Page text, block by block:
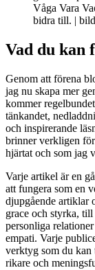
Våga Vara
bidra till. |
Vad du kan
Genom att förena
jag nu skapa mer
kommer
tänkandet,
och inspirerande
brinner verkligen
hjärtat och som jag
Varje artikel är en
att fungera som en
djupgående artiklar
grace och styrka,
personliga
empati. Varje
verktyg som du kan
rikare och